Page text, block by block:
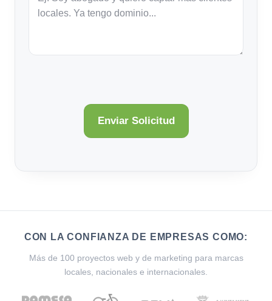
CON LA CONFIANZA DE EMPRESAS COMO:
Más de 100 proyectos web y de marketing para marcas
locales, nacionales e internacionales.